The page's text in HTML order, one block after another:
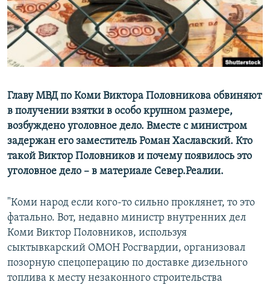
СОЦИАЛЬНЫЕ СЕТИ
Все сайты РСЕ/РС
Главу МВД по Коми Виктора Половникова обвиняют
в получении взятки в особо крупном размере,
возбуждено уголовное дело. Вместе с министром
задержан его заместитель Роман Хаславский. Кто
такой Виктор Половников и почему появилось это
уголовное дело –​ в материале Север.Реалии.
"Коми народ если кого-то сильно проклянет, то это
фатально. Вот, недавно министр внутренних дел
Коми Виктор Половников, используя
сыктывкарский ОМОН Росгвардии, организовал
позорную спецоперацию по доставке дизельного
топлива к месту незаконного строительства